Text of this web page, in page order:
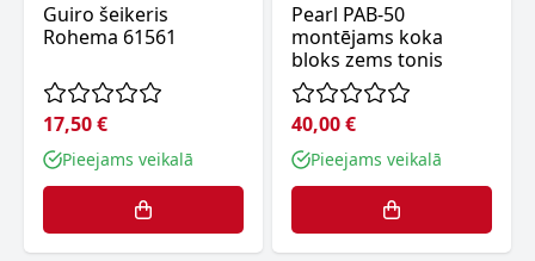
Guiro šeikeris
Rohema 61561
17,50 €
Pieejams veikalā
Pearl PAB-50
montējams koka
bloks zems tonis
40,00 €
Pieejams veikalā